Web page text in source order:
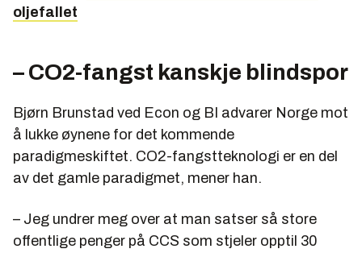
oljefallet
– CO2-fangst kanskje blindspor
Bjørn Brunstad ved Econ og BI advarer Norge mot
å lukke øynene for det kommende
paradigmeskiftet. CO2-fangstteknologi er en del
av det gamle paradigmet, mener han.
– Jeg undrer meg over at man satser så store
offentlige penger på CCS som stjeler opptil 30